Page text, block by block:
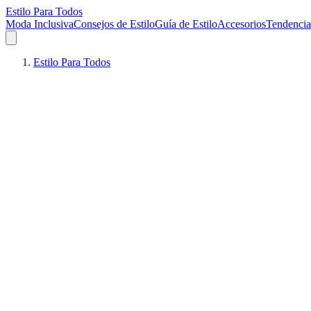
Estilo Para Todos
Moda InclusivaConsejos de EstiloGuía de EstiloAccesorios
Estilo Para Todos